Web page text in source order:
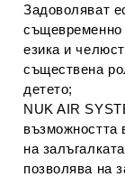
Задоволяват
същевременно
езика и
съществена
детето;
NUK AIR
възможността
на
позволява на